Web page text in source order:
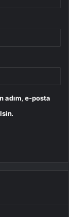
adım, e-posta